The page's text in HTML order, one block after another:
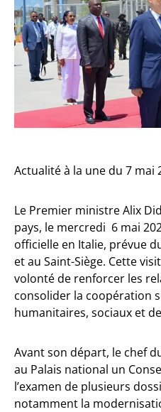
Actualité à la une du 7 mai
Le Premier ministre Alix
pays, le mercredi 6 mai
officielle en Italie, prévue
et au Saint-Siège. Cette
volonté de renforcer les
consolider la coopération
humanitaires, sociaux et
Avant son départ, le chef
au Palais national un
l’examen de plusieurs
notamment la